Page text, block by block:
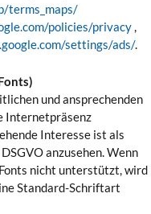
terms_maps/
policies/privacy,
settings/ads/.
und ansprechenden
Internetpräsenz
Interesse ist als
anzusehen. Wenn
nicht unterstützt, wird
Standard-Schriftart